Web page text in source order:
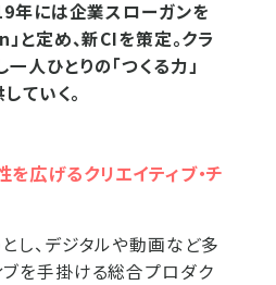
年には企業スローガンを
定め、新CIを策定。クラ
人ひとりの「つくる力」
ていく。
広げるクリエイティブ・チ
し、デジタルや動画など多
ブを手掛ける総合プロダク